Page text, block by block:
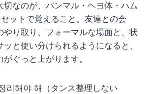
切なのが、パンマル・ヘヨ体・ハム
ットで覚えること。友達との会
やり取り、フォーマルな場面と、状
と使い分けられるようになると、
ぐっと上がります。
리해야 해（タンス整理しない